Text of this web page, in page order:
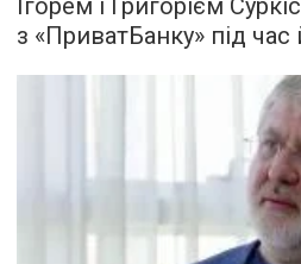
з «ПриватБанку» під час